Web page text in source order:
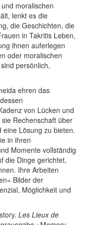
moralischen
lenkt es die
die Geschichten, die
in Takritis Leben,
ihnen auferlegen
oder moralischen
persönlich,
ehren das
von Lücken und
Rechenschaft über
eine Lösung zu bieten.
in ihren
Momente vollständig
die Dinge gerichtet,
Ihre Arbeiten
Bilder der
Möglichkeit und
Les Lieux de